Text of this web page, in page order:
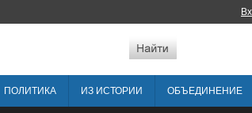
ПОЛИТИКА ИЗ ИСТОРИИ ОБЪЕДИНЕНИЕ